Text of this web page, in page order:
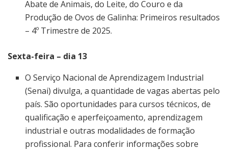
Abate de Animais, do Leite, do Couro e da
Produção de Ovos de Galinha: Primeiros resultados
– 4º Trimestre de 2025.
Sexta-feira – dia 13
O Serviço Nacional de Aprendizagem Industrial
(Senai) divulga, a quantidade de vagas abertas pelo
país. São oportunidades para cursos técnicos, de
qualificação e aperfeiçoamento, aprendizagem
industrial e outras modalidades de formação
profissional. Para conferir informações sobre